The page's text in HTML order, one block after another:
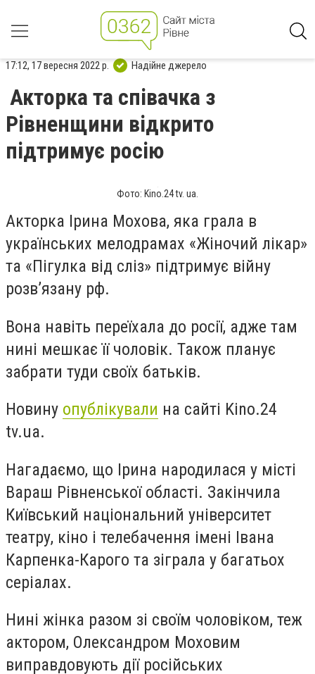
17:12, 17 вересня 2022 р. Надійне джерело
Акторка та співачка з
Рівненщини відкрито
підтримує росію
Фото: Kino.24 tv. ua.
Акторка Ірина Мохова, яка грала в
українських мелодрамах «Жіночий лікар»
та «Пігулка від сліз» підтримує війну
розв’язану рф.
Вона навіть переїхала до росії, адже там
нині мешкає її чоловік. Також планує
забрати туди своїх батьків.
Новину опублікували на сайті Kino.24
tv.ua.
Нагадаємо, що Ірина народилася у місті
Вараш Рівненської області. Закінчила
Київський національний університет
театру, кіно і телебачення імені Івана
Карпенка-Карого та зіграла у багатьох
серіалах.
Нині жінка разом зі своїм чоловіком, теж
актором, Олександром Моховим
виправдовують дії російських